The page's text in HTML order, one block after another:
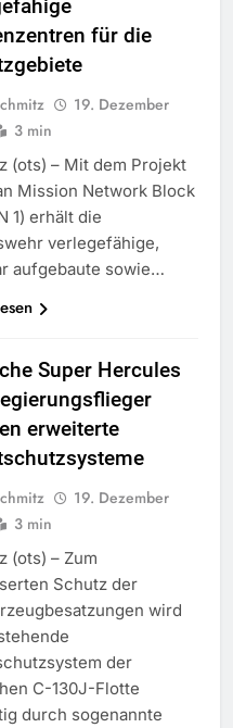
für die
19. Dezember
3 min
(ots) – Mit dem Projekt
Mission Network Block
1) erhält die
verlegefähige,
aufgebaute sowie…
Super Hercules
erweiterte
19. Dezember
3 min
(ots) – Zum
Schutz der
wird
der
C-130J-Flotte
durch sogenannte